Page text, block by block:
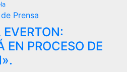
Prensa
EVERTON:
EN PROCESO DE